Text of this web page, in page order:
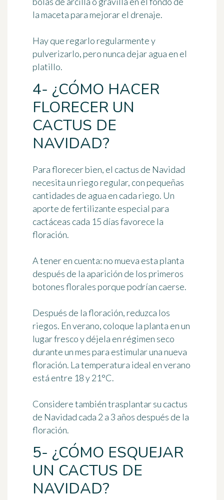
la maceta para mejorar el drenaje.
Hay que regarlo regularmente y
pulverizarlo, pero nunca dejar agua en el
platillo.
4- ¿CÓMO HACER
FLORECER UN
CACTUS DE
NAVIDAD?
Para florecer bien, el cactus de Navidad
necesita un riego regular, con pequeñas
cantidades de agua en cada riego. Un
aporte de fertilizante especial para
cactáceas cada 15 días favorece la
floración.
A tener en cuenta: no mueva esta planta
después de la aparición de los primeros
botones florales porque podrían caerse.
Después de la floración, reduzca los
riegos. En verano, coloque la planta en un
lugar fresco y déjela en régimen seco
durante un mes para estimular una nueva
floración. La temperatura ideal en verano
está entre 18 y 21°C.
Considere también trasplantar su cactus
de Navidad cada 2 a 3 años después de la
floración.
5- ¿CÓMO ESQUEJAR
UN CACTUS DE
NAVIDAD?